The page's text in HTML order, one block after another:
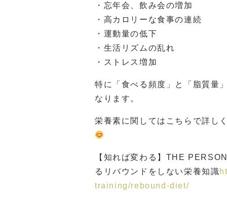
・忘年会、飲み会の増加
・高カロリーな食事の連続
・運動量の低下
・生活リズムの乱れ
・ストレス増加
特に「食べる頻度」と「脂質量
なります。
栄養素に関してはこちらで詳し
【知れば変わる】THE
るリバウンドをしない栄養知識
training/rebound-diet/